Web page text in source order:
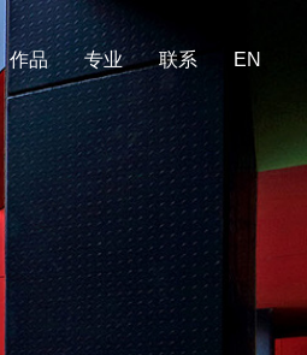
作品 专业 联系 EN